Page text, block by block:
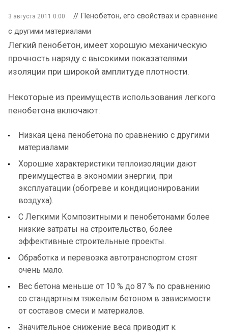
3 августа 2011 0:00
// Пенобетон, его свойствах и сравнение
с другими материалами
Легкий пенобетон, имеет хорошую механическую
прочность наряду с высокими показателями
изоляции при широкой амплитуде плотности.
Некоторые из преимуществ использования легкого
пенобетона включают:
Низкая цена пенобетона по сравнению с другими
материалами
Хорошие характеристики теплоизоляции дают
преимущества в экономии энергии, при
эксплуатации (обогреве и кондиционировании
воздуха).
С Легкими Композитными и пенобетонами более
низкие затраты на строительство, более
эффективные строительные проекты.
Обработка и перевозка автотранспортом стоят
очень мало.
Вес бетона меньше от 10 % до 87 % по сравнению
со стандартным тяжелым бетоном в зависимости
от составов смеси и материалов.
Значительное снижение веса приводит к